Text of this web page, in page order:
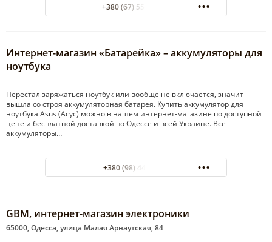
+380 (67) 558-93-23
Интернет-магазин «Батарейка» – аккумуляторы для
ноутбука
Перестал заряжаться ноутбук или вообще не включается, значит
вышла со строя аккумуляторная батарея. Купить аккумулятор для
ноутбука Asus (Асус) можно в нашем интернет-магазине по доступной
цене и бесплатной доставкой по Одессе и всей Украине. Все
аккумуляторы…
+380 (98) 444-7783
GBM, интернет-магазин электроники
65000, Одесса, улица Малая Арнаутская, 84